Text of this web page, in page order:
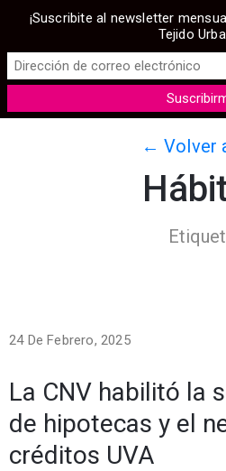
← Volver
24 De Febrero, 2025
La CNV habilitó la
de hipotecas y el
créditos UVA
¡Suscribite al newsletter
Tejido